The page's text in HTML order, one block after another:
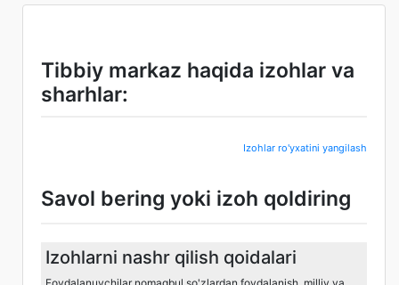
Tibbiy markaz haqida izohlar va
sharhlar:
Izohlar ro'yxatini yangilash
Savol bering yoki izoh qoldiring
Izohlarni nashr qilish qoidalari